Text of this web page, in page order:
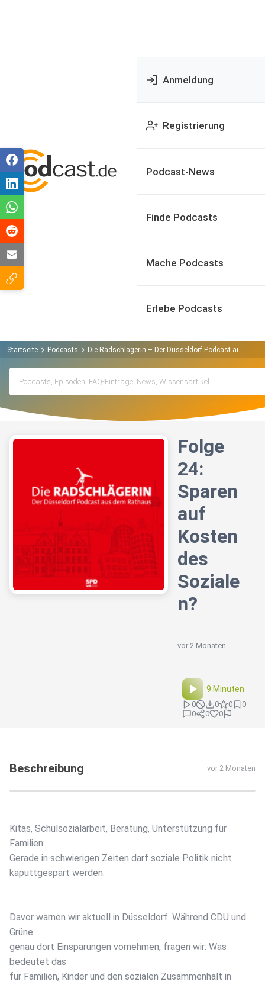
Anmeldung
Registrierung
Podcast-News
Finde Podcasts
Mache Podcasts
Erlebe Podcasts
Startseite Podcasts Die Radschlägerin – Der Düsseldorf-Podcast aus dem
Folge
24:
Sparen
auf
Kosten
des
Soziale
n?
vor 2 Monaten
9 Minuten
0 0 0
0
0
0 0
Beschreibung vor 2 Monaten
Kitas, Schulsozialarbeit, Beratung, Unterstützung für
Familien:
Gerade in schwierigen Zeiten darf soziale Politik nicht
kaputtgespart werden.
Davor warnen wir aktuell in Düsseldorf. Während CDU und
Grüne
genau dort Einsparungen vornehmen, fragen wir: Was
bedeutet das
für Familien, Kinder und den sozialen Zusammenhalt in